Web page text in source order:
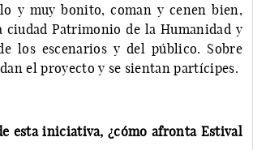
y muy bonito, coman y cenen bien,
ciudad Patrimonio de la Humanidad y
los escenarios y del público. Sobre
el proyecto y se sientan partícipes.
esta iniciativa, ¿cómo afronta Estival